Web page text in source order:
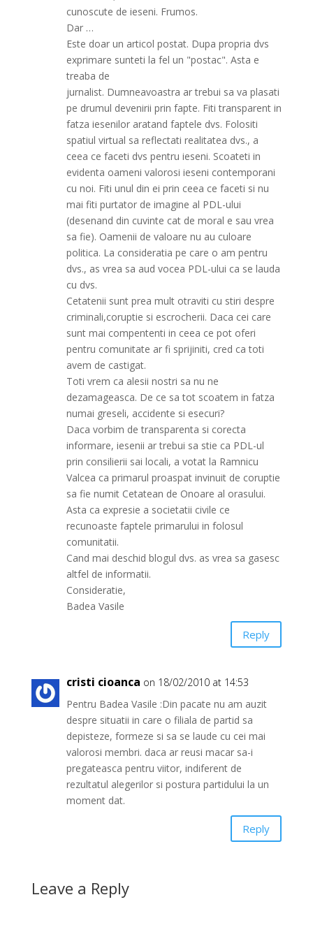
cunoscute de ieseni. Frumos.
Dar …
Este doar un articol postat. Dupa propria dvs
exprimare sunteti la fel un "postac". Asta e
treaba de
jurnalist. Dumneavoastra ar trebui sa va plasati
pe drumul devenirii prin fapte. Fiti transparent in
fatza iesenilor aratand faptele dvs. Folositi
spatiul virtual sa reflectati realitatea dvs., a
ceea ce faceti dvs pentru ieseni. Scoateti in
evidenta oameni valorosi ieseni contemporani
cu noi. Fiti unul din ei prin ceea ce faceti si nu
mai fiti purtator de imagine al PDL-ului
(desenand din cuvinte cat de moral e sau vrea
sa fie). Oamenii de valoare nu au culoare
politica. La consideratia pe care o am pentru
dvs., as vrea sa aud vocea PDL-ului ca se lauda
cu dvs.
Cetatenii sunt prea mult otraviti cu stiri despre
criminali,coruptie si escrocherii. Daca cei care
sunt mai compententi in ceea ce pot oferi
pentru comunitate ar fi sprijiniti, cred ca toti
avem de castigat.
Toti vrem ca alesii nostri sa nu ne
dezamageasca. De ce sa tot scoatem in fatza
numai greseli, accidente si esecuri?
Daca vorbim de transparenta si corecta
informare, iesenii ar trebui sa stie ca PDL-ul
prin consilierii sai locali, a votat la Ramnicu
Valcea ca primarul proaspat invinuit de coruptie
sa fie numit Cetatean de Onoare al orasului.
Asta ca expresie a societatii civile ce
recunoaste faptele primarului in folosul
comunitatii.
Cand mai deschid blogul dvs. as vrea sa gasesc
altfel de informatii.
Consideratie,
Badea Vasile
Reply
cristi cioanca on 18/02/2010 at 14:53
Pentru Badea Vasile :Din pacate nu am auzit
despre situatii in care o filiala de partid sa
depisteze, formeze si sa se laude cu cei mai
valorosi membri. daca ar reusi macar sa-i
pregateasca pentru viitor, indiferent de
rezultatul alegerilor si postura partidului la un
moment dat.
Reply
Leave a Reply